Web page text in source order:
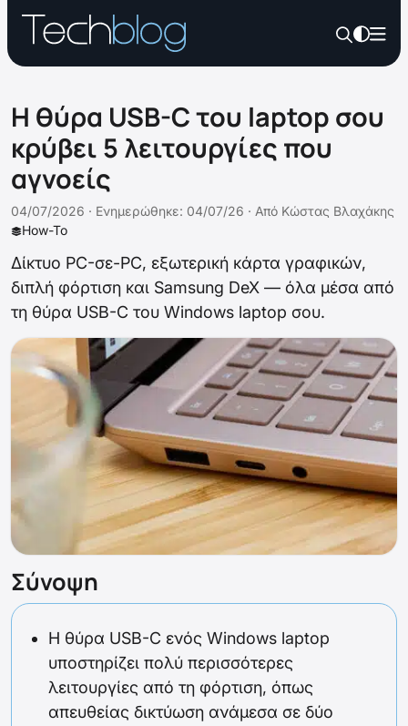
Η θύρα USB-C του laptop σου
κρύβει 5 λειτουργίες που
αγνοείς
How-To
04/07/2026 · Ενημερώθηκε: 04/07/26 · Από Κώστας Βλαχάκης
Δίκτυο PC-σε-PC, εξωτερική κάρτα γραφικών,
διπλή φόρτιση και Samsung DeX — όλα μέσα από
τη θύρα USB-C του Windows laptop σου.
Σύνοψη
Η θύρα USB-C ενός Windows laptop
υποστηρίζει πολύ περισσότερες
λειτουργίες από τη φόρτιση, όπως
απευθείας δικτύωση ανάμεσα σε δύο